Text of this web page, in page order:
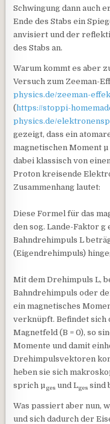
Schwingung dann auch
Ende des Stabs ein
anvisiert und der
des Stabs an.
Warum kommt es aber
Versuch zum Zeeman-
physics.de/zeeman-
(https://stoppi-
physics.de/
gezeigt, dass ein
magnetischen Moment
dabei klassisch von
Proton kreisende
Zusammenhang lautet:
Diese Formel für das
den sog. Lande-Faktor
Bahndrehimpuls L
(Eigendrehimpuls)
Mit dem Drehimpuls L,
Bahndrehimpuls oder
ein magnetisches
verknüpft. Befindet sich
Magnetfeld (B = 0), so
Momente und damit
Drehimpulsvektoren
heben sie sich
sprich µges und Lges sind
Was passiert aber nun,
und sich dadurch der